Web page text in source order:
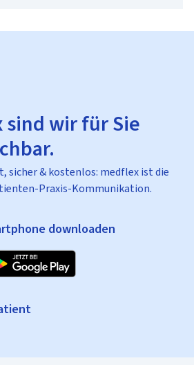
wir für Sie
sicher & kostenlos: medflex ist die
Praxis-Kommunikation.
downloaden